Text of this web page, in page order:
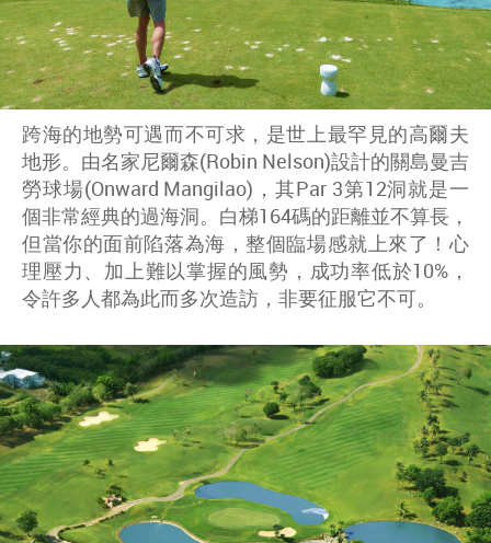
跨海的地勢可遇而不可求，是世上最罕見的高爾夫
地形。由名家尼爾森(Robin Nelson)設計的關島曼吉
勞球場(Onward Mangilao)，其Par 3第12洞就是一
個非常經典的過海洞。白梯164碼的距離並不算長，
但當你的面前陷落為海，整個臨場感就上來了！心
理壓力、加上難以掌握的風勢，成功率低於10%，
令許多人都為此而多次造訪，非要征服它不可。